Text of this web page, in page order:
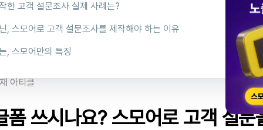
한 고객 설문조사 실제 사례는?
의 사례를 더 자세히 알고 싶다면?]
, 스모어로 고객 설문조사를 제작해야 하는 이유
본 템플릿 제공
률 유도
, 스모어만의 특징
문제 디자인
아티클
폼 쓰시나요? 스모어로 고객 설문